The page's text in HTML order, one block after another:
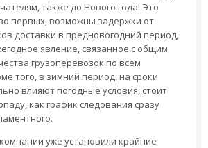
также до Нового года. Это
первых, возможны задержки от
доставки в предновогодний период,
явление, связанное с общим
грузоперевозок по всем
того, в зимний период, на сроки
влияют погодные условия, стоит
как график следования сразу
уже установили крайние